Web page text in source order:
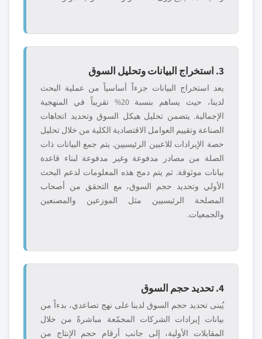
3. استخراج البيانات وتحليل السوق
يعد استخراج البيانات جزءاً أساسياً من عملية البحث
لدينا، حيث يساهم بنسبة 20% تقريباً في المنهجية
الإجمالية. يتضمن تحليل هيكل السوق وتحديد اتجاهات
الصناعة وتقييم العوامل الاقتصادية الكلية من خلال تحليل
حصة الإيرادات للاعبين الرئيسيين. يتم جمع البيانات ذات
الصلة من مصادر مدفوعة وغير مدفوعة لبناء قاعدة
بيانات موثوقة. ثم يتم دمج هذه المعلومات لدعم البحث
الأولي وتحديد حجم السوق، مع التحقق من أصحاب
المصلحة الرئيسيين مثل الموزعين والمصنعين
والجمعيات.
4. تحديد حجم السوق
يُبنى تحديد حجم السوق لدينا على نهج تصاعدي، بدءاً من
بيانات إيرادات الشركات المجمّعة مباشرةً من خلال
المقابلات الأولية، إلى جانب أرقام حجم الإنتاج من